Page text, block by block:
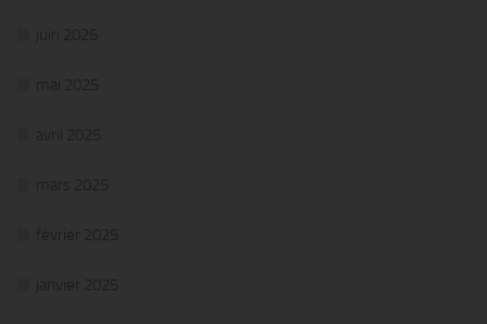
juin 2025
mai 2025
avril 2025
mars 2025
février 2025
janvier 2025